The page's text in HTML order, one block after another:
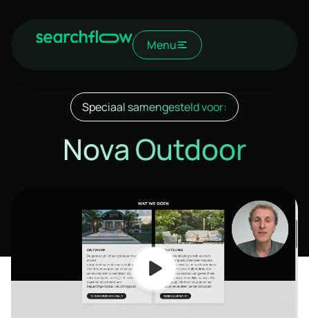
Menu
Speciaal samengesteld voor:
Nova Outdoor